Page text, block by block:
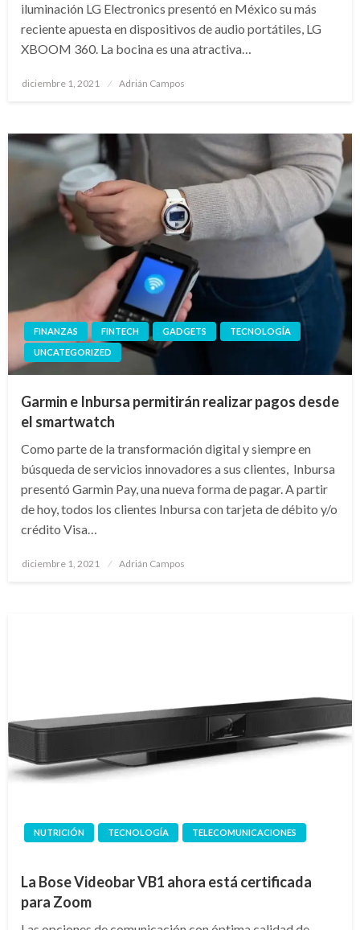
iluminación LG Electronics presentó en México su más
reciente apuesta en dispositivos de audio portátiles, LG
XBOOM 360. La bocina es una atractiva…
Publicado
diciembre 1, 2021 Adrián Campos
FINANZAS FINTECH GADGETS
TECNOLOGÍA
UNCATEGORIZED
Garmin e Inbursa permitirán realizar pagos desde
el smartwatch
Como parte de la transformación digital y siempre en
búsqueda de servicios innovadores a sus clientes, Inbursa
presentó Garmin Pay, una nueva forma de pagar. A partir
de hoy, todos los clientes Inbursa con tarjeta de débito y/o
crédito Visa…
Publicado
diciembre 1, 2021 Adrián Campos
NUTRICIÓN TECNOLOGÍA TELECOMUNICACIONES
La Bose Videobar VB1 ahora está certificada
para Zoom